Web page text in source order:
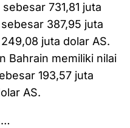
731,81 juta
387,95 juta
juta dolar AS.
Bahrain memiliki nilai
193,57 juta
AS.